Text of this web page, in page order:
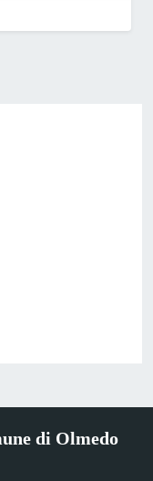
di Olmedo